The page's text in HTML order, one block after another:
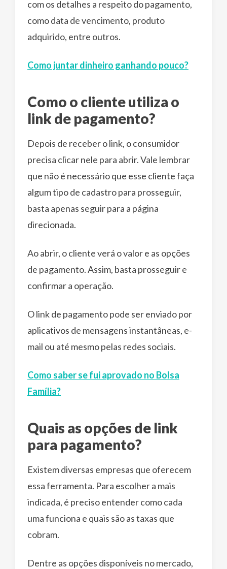
com os detalhes a respeito do pagamento,
como data de vencimento, produto
adquirido, entre outros.
Como juntar dinheiro ganhando pouco?
Como o cliente utiliza o
link de pagamento?
Depois de receber o link, o consumidor
precisa clicar nele para abrir. Vale lembrar
que não é necessário que esse cliente faça
algum tipo de cadastro para prosseguir,
basta apenas seguir para a página
direcionada.
Ao abrir, o cliente verá o valor e as opções
de pagamento. Assim, basta prosseguir e
confirmar a operação.
O link de pagamento pode ser enviado por
aplicativos de mensagens instantâneas, e-
mail ou até mesmo pelas redes sociais.
Como saber se fui aprovado no Bolsa
Família?
Quais as opções de link
para pagamento?
Existem diversas empresas que oferecem
essa ferramenta. Para escolher a mais
indicada, é preciso entender como cada
uma funciona e quais são as taxas que
cobram.
Dentre as opções disponíveis no mercado,